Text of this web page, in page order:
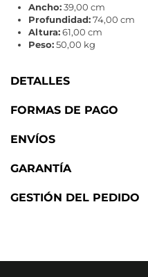
Ancho:39,00 cm
Profundidad:74,00 cm
Altura:61,00 cm
Peso:50,00 kg
DETALLES
FORMAS DE PAGO
ENVÍOS
GARANTÍA
GESTIÓN DEL PEDIDO